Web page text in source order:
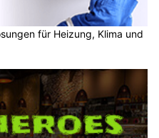
für Heizung, Klima und